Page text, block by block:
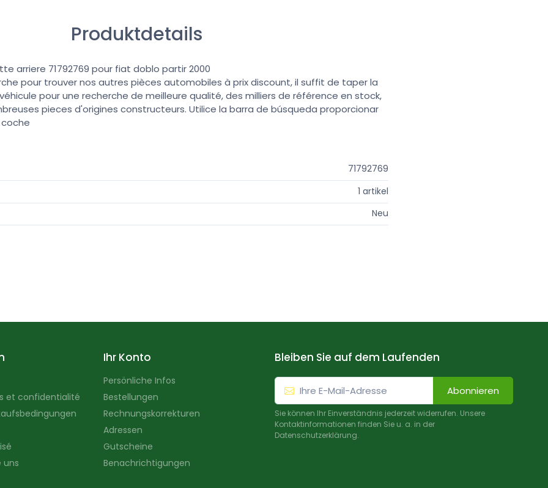
Produktdetails
arriere 71792769 pour fiat doblo partir 2000
pour trouver nos autres pièces automobiles à prix discount, il suffit de taper la
pour une recherche de meilleure qualité, des milliers de référence en stock,
pieces d'origines constructeurs. Utilice la barra de búsqueda proporcionar
71792769
1 artikel
Neu
et confidentialité
uns
Ihr Konto
Persönliche Infos
Bestellungen
Rechnungskorrekturen
Adressen
Gutscheine
Benachrichtigungen
Bleiben Sie auf dem Laufenden
Abonnieren
Sie können Ihr Einverständnis jederzeit widerrufen. Unsere
Kontaktinformationen finden Sie u. a. in der
Datenschutzerklärung.